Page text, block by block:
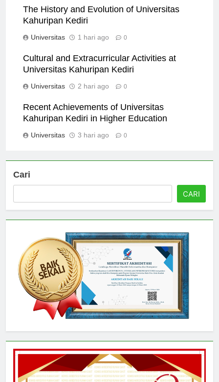
The History and Evolution of Universitas
Kahuripan Kediri
Universitas 1 hari ago 0
Cultural and Extracurricular Activities at
Universitas Kahuripan Kediri
Universitas 2 hari ago 0
Recent Achievements of Universitas
Kahuripan Kediri in Higher Education
Universitas 3 hari ago 0
Cari
CARI